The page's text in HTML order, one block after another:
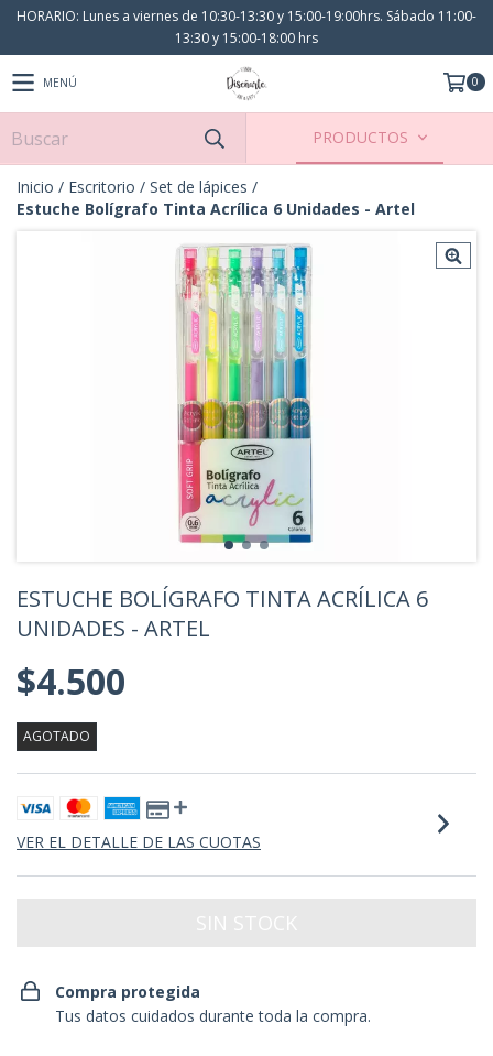
HORARIO: Lunes a viernes de 10:30-13:30 y 15:00-19:00hrs. Sábado 11:00-
13:30 y 15:00-18:00 hrs
MENÚ 0
PRODUCTOS
Inicio / Escritorio / Set de lápices /
Estuche Bolígrafo Tinta Acrílica 6 Unidades - Artel
ESTUCHE BOLÍGRAFO TINTA ACRÍLICA 6
UNIDADES - ARTEL
$4.500
AGOTADO
VER EL DETALLE DE LAS CUOTAS
Compra protegida
Tus datos cuidados durante toda la compra.